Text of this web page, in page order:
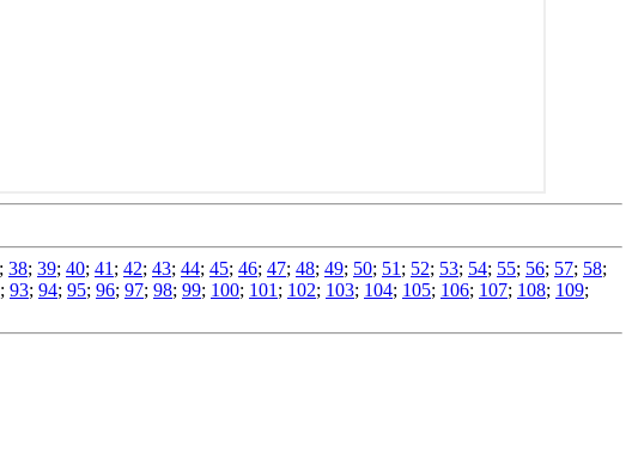
; 38; 39; 40; 41 ; 42; 43; 44; 45; 46; 47; 48; 49; 50; 51 ; 52; 53; 54; 55; 56; 57; 58;
; 93; 94; 95; 96; 97; 98; 99; 100; 101 ; 102; 103; 104; 105; 106; 107; 108; 109;